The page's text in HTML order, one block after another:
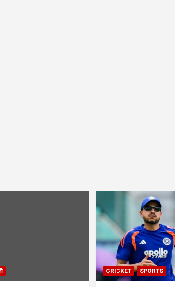
CRICKET SPORTS